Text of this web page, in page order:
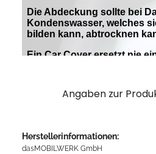
Angaben zur
Herstellerinformationen:
dasMOBILWERK GmbH